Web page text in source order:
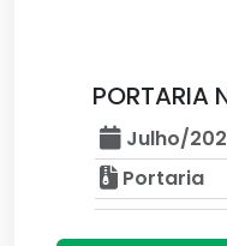
PORTARIA
Julho/
Portaria